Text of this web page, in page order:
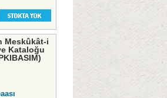
Meskûkât-i
Kataloğu